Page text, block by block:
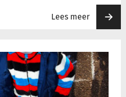
Lees meer